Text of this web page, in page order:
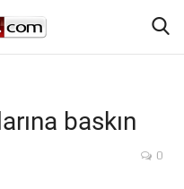
baskın
0